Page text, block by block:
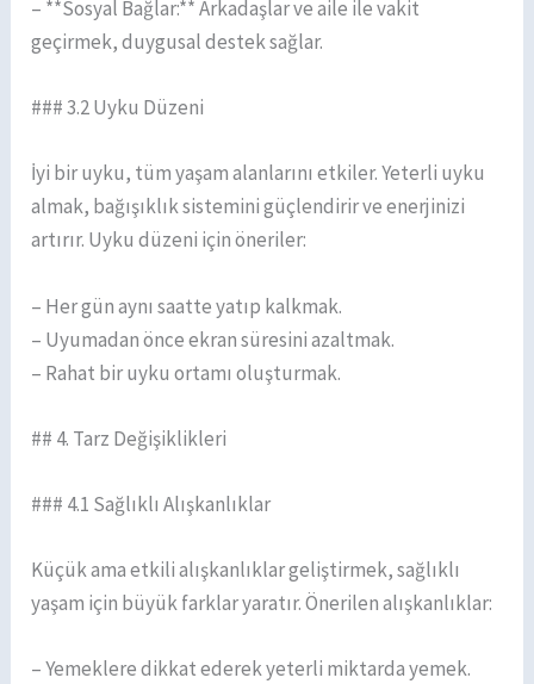
– **Sosyal Bağlar:** Arkadaşlar ve aile ile vakit
geçirmek, duygusal destek sağlar.
### 3.2 Uyku Düzeni
İyi bir uyku, tüm yaşam alanlarını etkiler. Yeterli uyku
almak, bağışıklık sistemini güçlendirir ve enerjinizi
artırır. Uyku düzeni için öneriler:
– Her gün aynı saatte yatıp kalkmak.
– Uyumadan önce ekran süresini azaltmak.
– Rahat bir uyku ortamı oluşturmak.
## 4. Tarz Değişiklikleri
### 4.1 Sağlıklı Alışkanlıklar
Küçük ama etkili alışkanlıklar geliştirmek, sağlıklı
yaşam için büyük farklar yaratır. Önerilen alışkanlıklar:
– Yemeklere dikkat ederek yeterli miktarda yemek.